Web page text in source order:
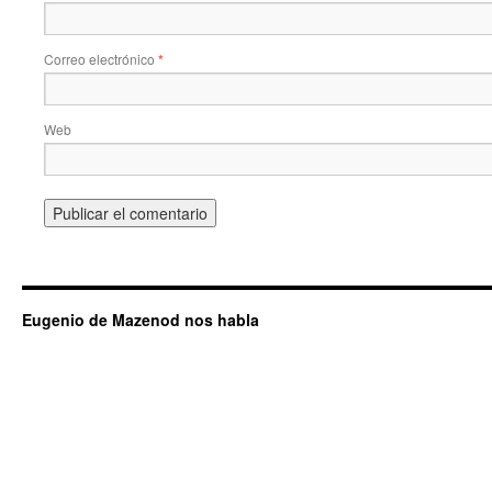
Correo electrónico *
Web
Eugenio de Mazenod nos habla